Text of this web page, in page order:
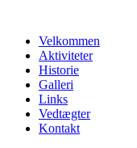
Velkommen
Aktiviteter
Historie
Galleri
Links
Vedtægter
Kontakt